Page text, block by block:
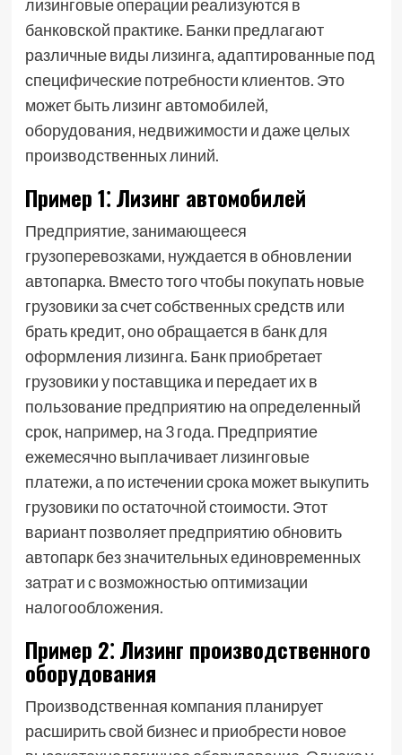
лизинговые операции реализуются в
банковской практике. Банки предлагают
различные виды лизинга, адаптированные под
специфические потребности клиентов. Это
может быть лизинг автомобилей,
оборудования, недвижимости и даже целых
производственных линий.
Пример 1⁚ Лизинг автомобилей
Предприятие, занимающееся
грузоперевозками, нуждается в обновлении
автопарка. Вместо того чтобы покупать новые
грузовики за счет собственных средств или
брать кредит, оно обращается в банк для
оформления лизинга. Банк приобретает
грузовики у поставщика и передает их в
пользование предприятию на определенный
срок, например, на 3 года. Предприятие
ежемесячно выплачивает лизинговые
платежи, а по истечении срока может выкупить
грузовики по остаточной стоимости. Этот
вариант позволяет предприятию обновить
автопарк без значительных единовременных
затрат и с возможностью оптимизации
налогообложения.
Пример 2⁚ Лизинг производственного
оборудования
Производственная компания планирует
расширить свой бизнес и приобрести новое